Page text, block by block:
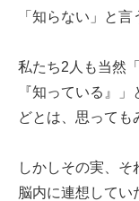
「知らない」と
私たち2人も当然
『知っている』
どとは、思っても
しかしその実、
脳内に連想して